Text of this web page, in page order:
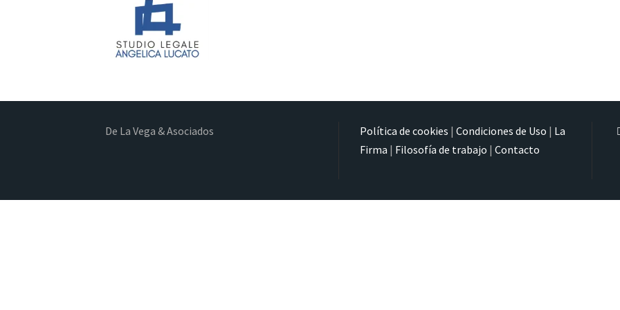
De La Vega & Asociados Política de cookies | Condiciones de Uso | La
Firma | Filosofía de trabajo | Contacto